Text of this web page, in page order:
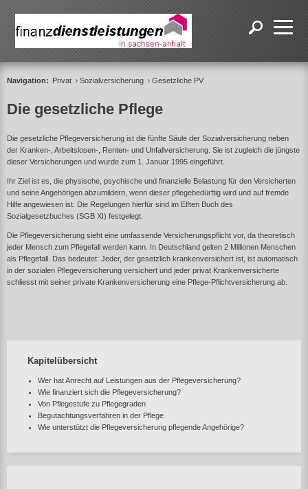
Navigation: Privat Sozialversicherung Gesetzliche PV
Die gesetzliche Pflege
Die gesetzliche Pflegeversicherung ist die fünfte Säule der Sozialversicherung neben
der Kranken-, Arbeitslosen-, Renten- und Unfallversicherung. Sie ist zugleich die jüngste
dieser Versicherungen und wurde zum 1. Januar 1995 eingeführt.
Ihr Ziel ist es, die physische, psychische und finanzielle Belastung für den Versicherten
und seine Angehörigen abzumildern, wenn dieser pflegebedürftig wird und auf fremde
Hilfe angewiesen ist. Die Regelungen hierfür sind im Elften Buch des
Sozialgesetzbuches (SGB XI) festgelegt.
Die Pflegeversicherung sieht eine umfassende Versicherungspflicht vor, da theoretisch
jeder Mensch zum Pflegefall werden kann. In Deutschland gelten 2 Millionen Menschen
als Pflegefall. Das bedeutet: Jeder, der gesetzlich krankenversichert ist, ist automatisch
in der sozialen Pflegeversicherung versichert und jeder privat Krankenversicherte
schliesst mit seiner private Krankenversicherung eine Pflege-Pflichtversicherung ab.
Kapitelübersicht
Wer hat Anrecht auf Leistungen aus der Pflegeversicherung?
Wie finanziert sich die Pflegeversicherung?
Von Pflegestufe zu Pflegegraden
Begutachtungsverfahren in der Pflege
Wie unterstützt die Pflegeversicherung pflegende Angehörige?